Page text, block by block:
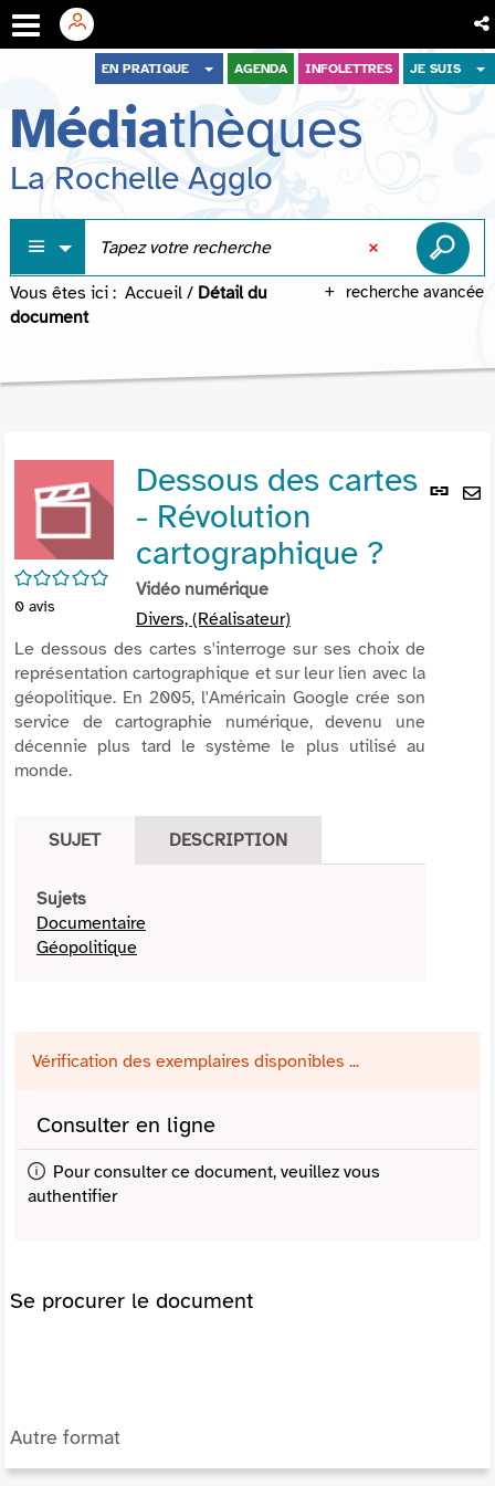
menu
contenu
recherche
EN PRATIQUE AGENDA INFOLETTRES JE SUIS
Médiathèques
La Rochelle Agglo
recherche avancée
Vous êtes ici : Accueil / Détail du
document
Lien
/5
0 avis
Dessous des cartes
- Révolution
cartographique ?
Vidéo numérique
Divers, (Réalisateur)
Le dessous des cartes s'interroge sur ses choix de
représentation cartographique et sur leur lien avec la
géopolitique. En 2005, l'Américain Google crée son
service de cartographie numérique, devenu une
décennie plus tard le système le plus utilisé au
monde.
SUJET DESCRIPTION
Sujets
Documentaire
Géopolitique
Vérification des exemplaires disponibles ...
Consulter en ligne
Pour consulter ce document, veuillez vous
authentifier
Se procurer le document
Autre format